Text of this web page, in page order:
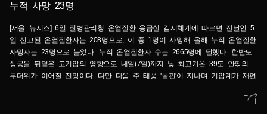
누적 사망 23명
[서울=뉴시스] 6일 질병관리청 온열질환 응급실 감시체계에 따르면 전날인 5
일 신고된 온열질환자는 208명으로, 이 중 1명이 사망해 올해 누적 온열질환
사망자는 23명으로 늘었다. 누적 온열질환자 수는 2665명에 달했다. 한반도
상공을 뒤덮은 고기압의 영향으로 내일(7일)까지 낮 최고기온 39도 안팎의
무더위가 이어질 전망이다. 다만 다음 주 태풍 '돌핀'이 지나며 기압계가 재편